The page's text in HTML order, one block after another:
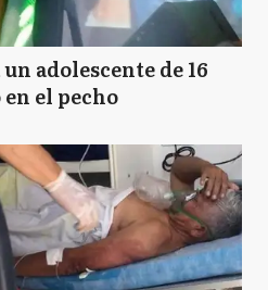
adolescente de 16
el pecho